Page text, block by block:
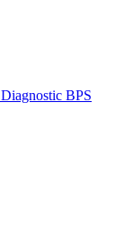
Diagnostic BPS